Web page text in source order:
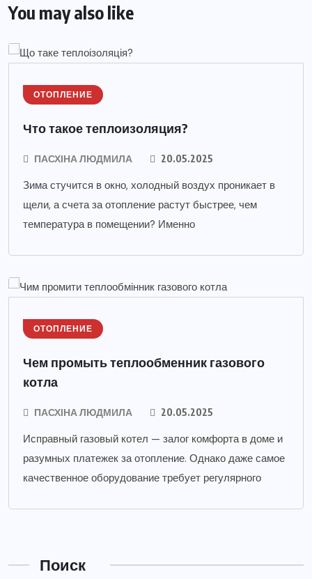
You may also like
ОТОПЛЕНИЕ
Что такое теплоизоляция?
ПАСХІНА ЛЮДМИЛА 20.05.2025
Зима стучится в окно, холодный воздух проникает в
щели, а счета за отопление растут быстрее, чем
температура в помещении? Именно
ОТОПЛЕНИЕ
Чем промыть теплообменник газового
котла
ПАСХІНА ЛЮДМИЛА 20.05.2025
Исправный газовый котел — залог комфорта в доме и
разумных платежек за отопление. Однако даже самое
качественное оборудование требует регулярного
Поиск